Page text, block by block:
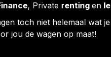
, Private renting en
toch niet helemaal wat
jou de wagen op maat!